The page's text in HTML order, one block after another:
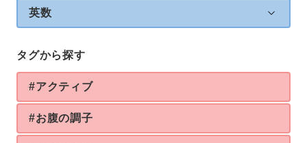
英数
タグから探す
#アクティブ
#お腹の調子